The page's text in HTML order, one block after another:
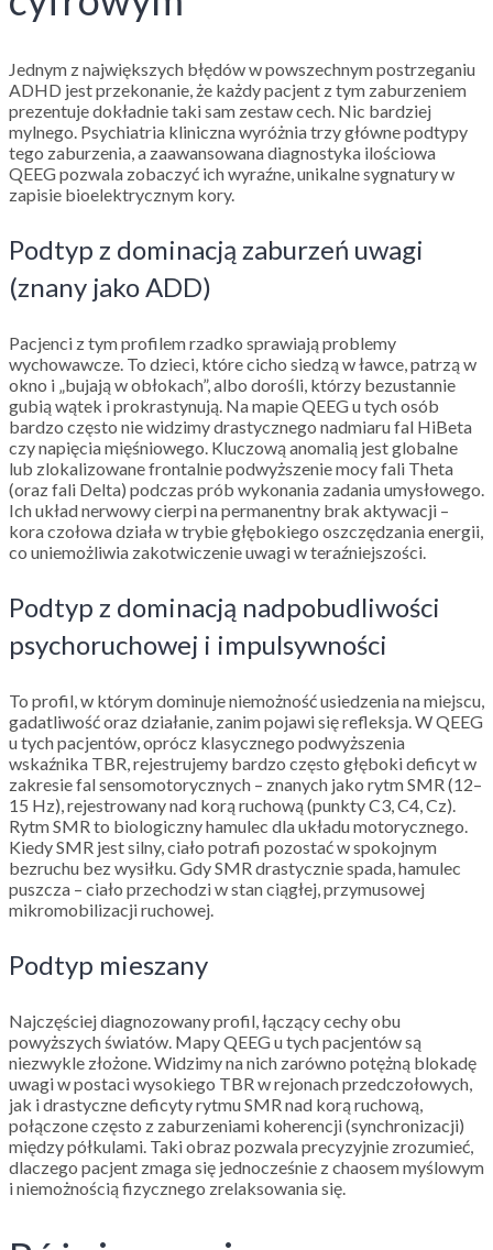
Jednym z największych błędów w powszechnym postrzeganiu
ADHD jest przekonanie, że każdy pacjent z tym zaburzeniem
prezentuje dokładnie taki sam zestaw cech. Nic bardziej
mylnego. Psychiatria kliniczna wyróżnia trzy główne podtypy
tego zaburzenia, a zaawansowana diagnostyka ilościowa
QEEG pozwala zobaczyć ich wyraźne, unikalne sygnatury w
zapisie bioelektrycznym kory.
Podtyp z dominacją zaburzeń uwagi
(znany jako ADD)
Pacjenci z tym profilem rzadko sprawiają problemy
wychowawcze. To dzieci, które cicho siedzą w ławce, patrzą w
okno i „bujają w obłokach”, albo dorośli, którzy bezustannie
gubią wątek i prokrastynują. Na mapie QEEG u tych osób
bardzo często nie widzimy drastycznego nadmiaru fal HiBeta
czy napięcia mięśniowego. Kluczową anomalią jest globalne
lub zlokalizowane frontalnie podwyższenie mocy fali Theta
(oraz fali Delta) podczas prób wykonania zadania umysłowego.
Ich układ nerwowy cierpi na permanentny brak aktywacji –
kora czołowa działa w trybie głębokiego oszczędzania energii,
co uniemożliwia zakotwiczenie uwagi w teraźniejszości.
Podtyp z dominacją nadpobudliwości
psychoruchowej i impulsywności
To profil, w którym dominuje niemożność usiedzenia na miejscu,
gadatliwość oraz działanie, zanim pojawi się refleksja. W QEEG
u tych pacjentów, oprócz klasycznego podwyższenia
wskaźnika TBR, rejestrujemy bardzo często głęboki deficyt w
zakresie fal sensomotorycznych – znanych jako rytm SMR (12–
15 Hz), rejestrowany nad korą ruchową (punkty C3, C4, Cz).
Rytm SMR to biologiczny hamulec dla układu motorycznego.
Kiedy SMR jest silny, ciało potrafi pozostać w spokojnym
bezruchu bez wysiłku. Gdy SMR drastycznie spada, hamulec
puszcza – ciało przechodzi w stan ciągłej, przymusowej
mikromobilizacji ruchowej.
Podtyp mieszany
Najczęściej diagnozowany profil, łączący cechy obu
powyższych światów. Mapy QEEG u tych pacjentów są
niezwykle złożone. Widzimy na nich zarówno potężną blokadę
uwagi w postaci wysokiego TBR w rejonach przedczołowych,
jak i drastyczne deficyty rytmu SMR nad korą ruchową,
połączone często z zaburzeniami koherencji (synchronizacji)
między półkulami. Taki obraz pozwala precyzyjnie zrozumieć,
dlaczego pacjent zmaga się jednocześnie z chaosem myślowym
i niemożnością fizycznego zrelaksowania się.